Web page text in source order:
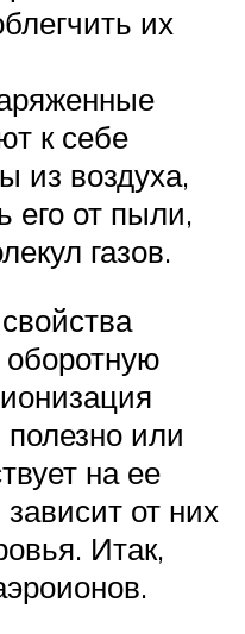
их
к себе
из воздуха,
его от пыли,
газов.
полезно или
на ее
от них
Итак,